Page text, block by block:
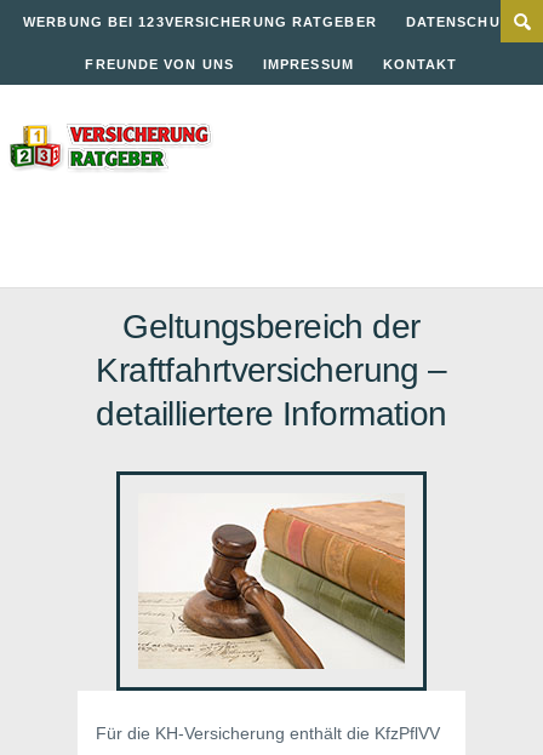
WERBUNG BEI 123VERSICHERUNG RATGEBER DATENSCHUTZ
FREUNDE VON UNS IMPRESSUM KONTAKT
Geltungsbereich der
Kraftfahrtversicherung –
detailliertere Information
Für die KH-Versicherung enthält die KfzPflVV